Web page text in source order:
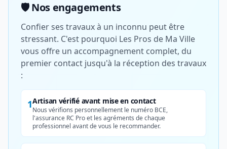
🛡️ Nos engagements
Confier ses travaux à un inconnu peut être
stressant. C'est pourquoi Les Pros de Ma Ville
vous offre un accompagnement complet, du
premier contact jusqu'à la réception des travaux
:
1Artisan vérifié avant mise en contact
Nous vérifions personnellement le numéro BCE,
l'assurance RC Pro et les agréments de chaque
professionnel avant de vous le recommander.